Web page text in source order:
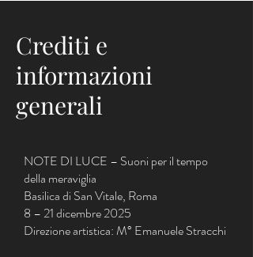
Crediti e
informazioni
generali
NOTE DI LUCE – Suoni per il tempo
della meraviglia
Basilica di San Vitale, Roma
8 – 21 dicembre 2025
Direzione artistica: M° Emanuele Stracchi